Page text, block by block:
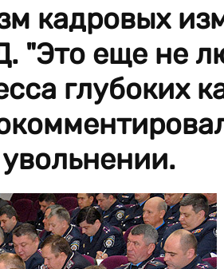
кадровых
"Это еще не
глубоких